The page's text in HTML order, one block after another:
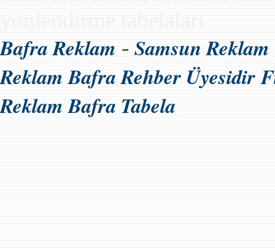
Bafra Reklam - Samsun Reklam
Reklam Bafra Rehber Üyesidir
Reklam Bafra Tabela